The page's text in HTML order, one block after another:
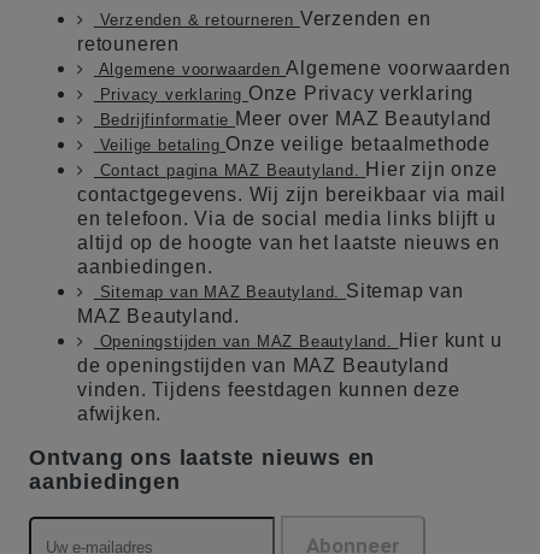
Verzenden & retourneren Verzenden en
retouneren
Algemene voorwaardenAlgemene voorwaarden
Privacy verklaring Onze Privacy verklaring
Bedrijfinformatie Meer over MAZ Beautyland
Veilige betaling Onze veilige betaalmethode
Contact pagina MAZ Beautyland.
Hier zijn onze
contactgegevens. Wij zijn bereikbaar via mail
en telefoon. Via de social media links blijft u
altijd op de hoogte van het laatste nieuws en
aanbiedingen.
Sitemap van MAZ Beautyland. Sitemap van
MAZ Beautyland.
Openingstijden van MAZ Beautyland.
Hier kunt u
de openingstijden van MAZ Beautyland
vinden. Tijdens feestdagen kunnen deze
afwijken.
Ontvang ons laatste nieuws en
aanbiedingen